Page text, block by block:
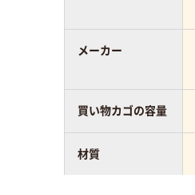
メーカー
買い物カゴの容量
材質